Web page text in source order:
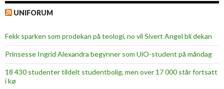
UNIFORUM
Fekk sparken som prodekan på teologi, no vil Sivert Angel bli dekan
Prinsesse Ingrid Alexandra begynner som UiO-student på måndag
18 430 studenter tildelt studentbolig, men over 17 000 står fortsatt
i kø